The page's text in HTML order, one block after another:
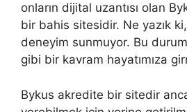
onların dijital uzantısı olan
bir bahis sitesidir. Ne yazık
deneyim sunmuyor. Bu
gibi bir kavram hayatımıza
Bykus akredite bir sitedir